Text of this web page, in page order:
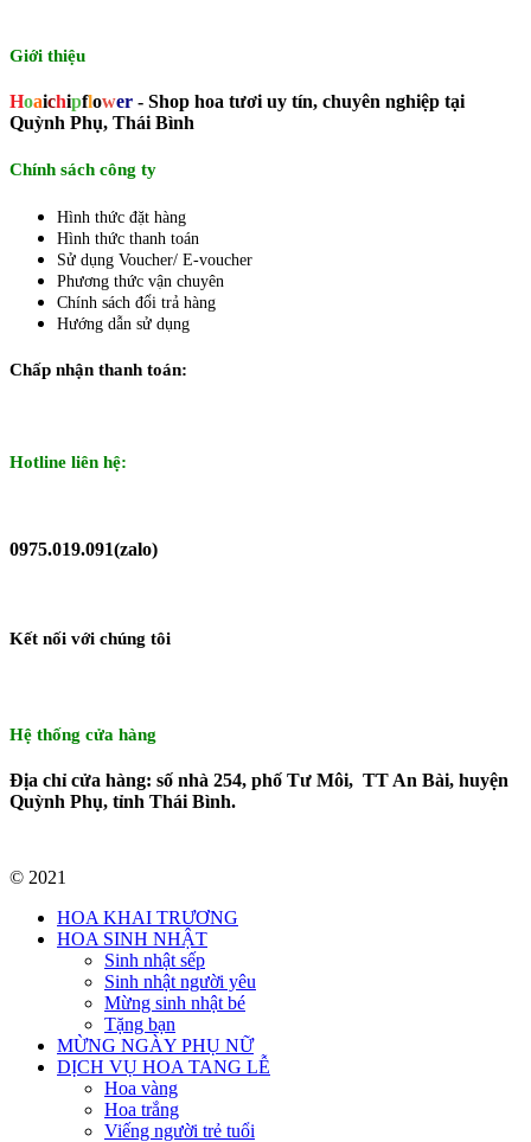
Giới thiệu
Hoaichipflower - Shop hoa tươi uy tín, chuyên nghiệp tại
Quỳnh Phụ, Thái Bình
Chính sách công ty
Hình thức đặt hàng
Hình thức thanh toán
Sử dụng Voucher/ E-voucher
Phương thức vận chuyên
Chính sách đổi trả hàng
Hướng dẫn sử dụng
Chấp nhận thanh toán:
Hotline liên hệ:
0975.019.091(zalo)
Kết nối với chúng tôi
Hệ thống cửa hàng
Địa chỉ cửa hàng: số nhà 254, phố Tư Môi, TT An Bài, huyện
Quỳnh Phụ, tỉnh Thái Bình.
© 2021
HOA KHAI TRƯƠNG
HOA SINH NHẬT
Sinh nhật sếp
Sinh nhật người yêu
Mừng sinh nhật bé
Tặng bạn
MỪNG NGÀY PHỤ NỮ
DỊCH VỤ HOA TANG LỄ
Hoa vàng
Hoa trắng
Viếng người trẻ tuổi